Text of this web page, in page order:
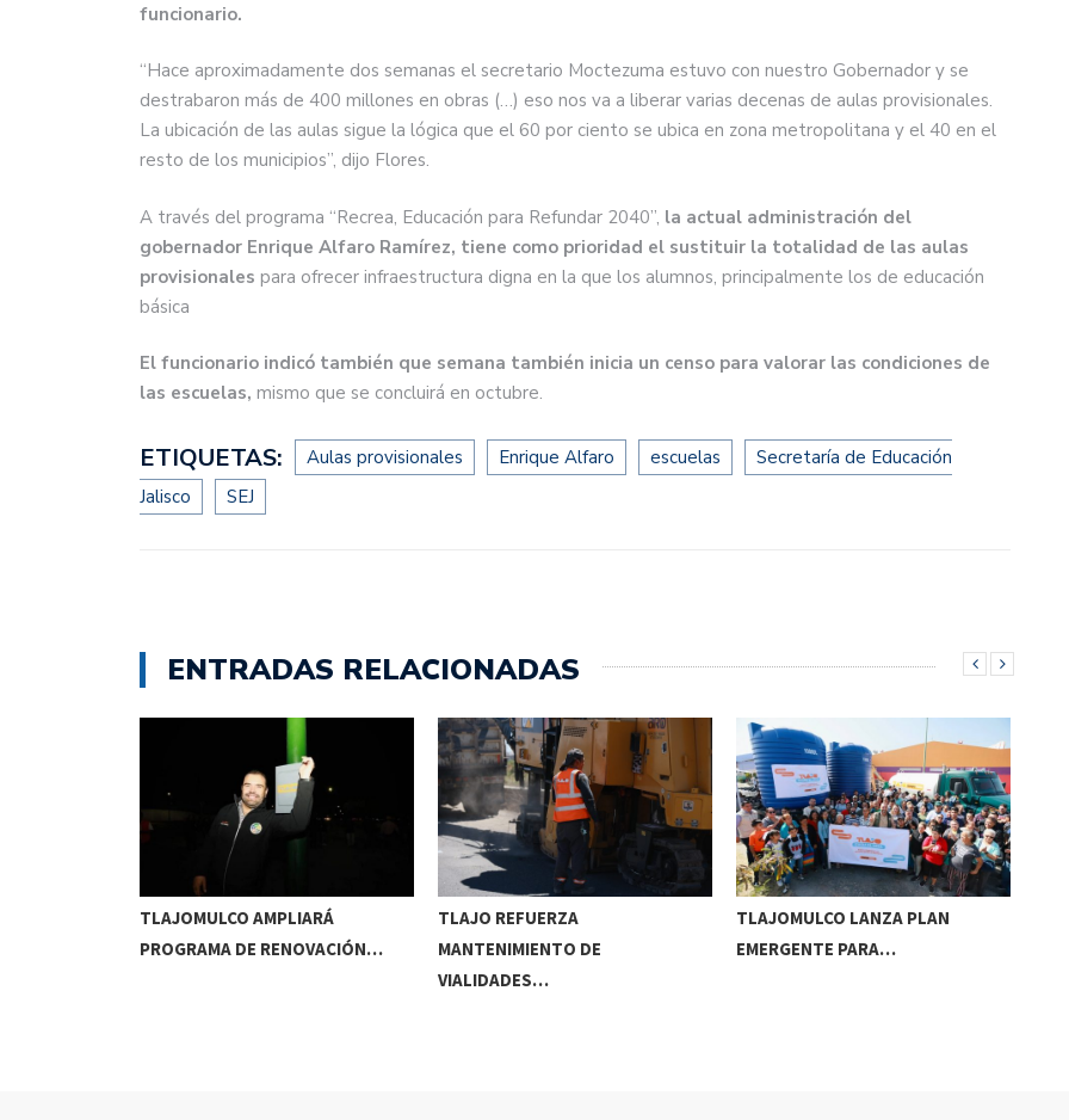
funcionario.
“Hace aproximadamente dos semanas el secretario Moctezuma estuvo con nuestro Gobernador y se
destrabaron más de 400 millones en obras (…) eso nos va a liberar varias decenas de aulas provisionales.
La ubicación de las aulas sigue la lógica que el 60 por ciento se ubica en zona metropolitana y el 40 en el
resto de los municipios”, dijo Flores.
A través del programa “Recrea, Educación para Refundar 2040”, la actual administración del
gobernador Enrique Alfaro Ramírez, tiene como prioridad el sustituir la totalidad de las aulas
provisionales para ofrecer infraestructura digna en la que los alumnos, principalmente los de educación
básica
El funcionario indicó también que semana también inicia un censo para valorar las condiciones de
las escuelas, mismo que se concluirá en octubre.
ETIQUETAS: Aulas provisionales Enrique Alfaro escuelas
Secretaría de Educación
Jalisco
SEJ
ENTRADAS RELACIONADAS
TLAJOMULCO AMPLIARÁ
PROGRAMA DE RENOVACIÓN…
TLAJO REFUERZA
MANTENIMIENTO DE
VIALIDADES…
TLAJOMULCO LANZA PLAN
EMERGENTE PARA…